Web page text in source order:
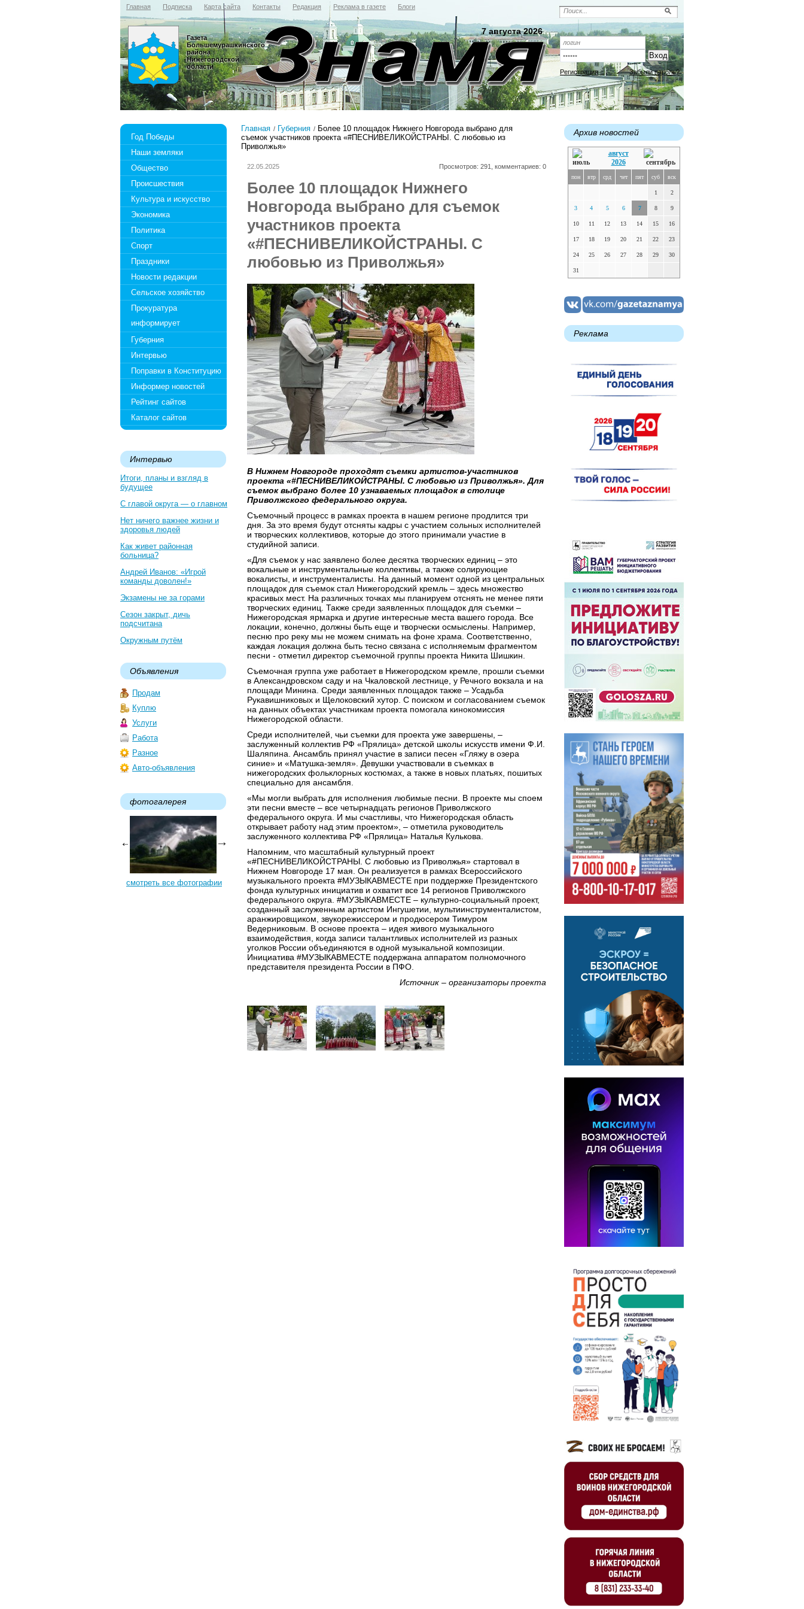
Главная Подписка Карта сайта Контакты Редакция Реклама в газете Блоги
Регистрация Забыли пароль?
7 августа 2026
Газета
Большемурашкинского
района
Нижегородской
области
Год Победы
Наши земляки
Общество
Происшествия
Культура и искусство
Экономика
Политика
Спорт
Праздники
Новости редакции
Сельское хозяйство
Прокуратура
информирует
Губерния
Интервью
Поправки в Конституцию
Информер новостей
Рейтинг сайтов
Каталог сайтов
Интервью
Итоги, планы и взгляд в
будущее
С главой округа — о главном
Нет ничего важнее жизни и
здоровья людей
Как живет районная
больница?
Андрей Иванов: «Игрой
команды доволен!»
Экзамены не за горами
Сезон закрыт, дичь
подсчитана
Окружным путём
Объявления
Продам
Куплю
Услуги
Работа
Разное
Авто-объявления
фотогалерея
смотреть все фотографии
Главная Губерния
Более 10 площадок Нижнего Новгорода выбрано для
съемок участников проекта «#ПЕСНИВЕЛИКОЙСТРАНЫ. С любовью из
Приволжья»
22.05.2025 Просмотров: 291, комментариев: 0
Более 10 площадок Нижнего
Новгорода выбрано для съемок
участников проекта
«#ПЕСНИВЕЛИКОЙСТРАНЫ. С
любовью из Приволжья»
В Нижнем Новгороде проходят съемки артистов-участников
проекта «#ПЕСНИВЕЛИКОЙСТРАНЫ. С любовью из Приволжья». Для
съемок выбрано более 10 узнаваемых площадок в столице
Приволжского федерального округа.
Съемочный процесс в рамках проекта в нашем регионе продлится три
дня. За это время будут отсняты кадры с участием сольных исполнителей
и творческих коллективов, которые до этого принимали участие в
студийной записи.
«Для съемок у нас заявлено более десятка творческих единиц – это
вокальные и инструментальные коллективы, а также солирующие
вокалисты, и инструменталисты. На данный момент одной из центральных
площадок для съемок стал Нижегородский кремль – здесь множество
красивых мест. На различных точках мы планируем отснять не менее пяти
творческих единиц. Также среди заявленных площадок для съемки –
Нижегородская ярмарка и другие интересные места вашего города. Все
локации, конечно, должны быть еще и творчески осмыслены. Например,
песню про реку мы не можем снимать на фоне храма. Соответственно,
каждая локация должна быть тесно связана с исполняемым фрагментом
песни - отметил директор съемочной группы проекта Никита Шишкин.
Съемочная группа уже работает в Нижегородском кремле, прошли съемки
в Александровском саду и на Чкаловской лестнице, у Речного вокзала и на
площади Минина. Среди заявленных площадок также – Усадьба
Рукавишниковых и Щелоковский хутор. С поиском и согласованием съемок
на данных объектах участникам проекта помогала кинокомиссия
Нижегородской области.
Среди исполнителей, чьи съемки для проекта уже завершены, –
заслуженный коллектив РФ «Прялица» детской школы искусств имени Ф.И.
Шаляпина. Ансамбль принял участие в записи песен «Гляжу в озера
синие» и «Матушка-земля». Девушки участвовали в съемках в
нижегородских фольклорных костюмах, а также в новых платьях, пошитых
специально для ансамбля.
«Мы могли выбрать для исполнения любимые песни. В проекте мы споем
эти песни вместе – все четырнадцать регионов Приволжского
федерального округа. И мы счастливы, что Нижегородская область
открывает работу над этим проектом», – отметила руководитель
заслуженного коллектива РФ «Прялица» Наталья Кулькова.
Напомним, что масштабный культурный проект
«#ПЕСНИВЕЛИКОЙСТРАНЫ. С любовью из Приволжья» стартовал в
Нижнем Новгороде 17 мая. Он реализуется в рамках Всероссийского
музыкального проекта #МУЗЫКАВМЕСТЕ при поддержке Президентского
фонда культурных инициатив и охватит все 14 регионов Приволжского
федерального округа. #МУЗЫКАВМЕСТЕ – культурно-социальный проект,
созданный заслуженным артистом Ингушетии, мультиинструменталистом,
аранжировщиком, звукорежиссером и продюсером Тимуром
Ведерниковым. В основе проекта – идея живого музыкального
взаимодействия, когда записи талантливых исполнителей из разных
уголков России объединяются в одной музыкальной композиции.
Инициатива #МУЗЫКАВМЕСТЕ поддержана аппаратом полномочного
представителя президента России в ПФО.
Источник – организаторы проекта
Архив новостей
август
2026
пон втр срд чет пят суб вск
1 2
3 4 5 6 7 8 9
10 11 12 13 14 15 16
17 18 19 20 21 22 23
24 25 26 27 28 29 30
31
Реклама